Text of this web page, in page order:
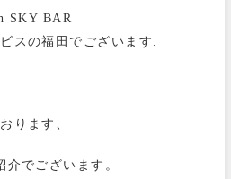
SKY BAR
スの福田でございます.
ります、
でございます。